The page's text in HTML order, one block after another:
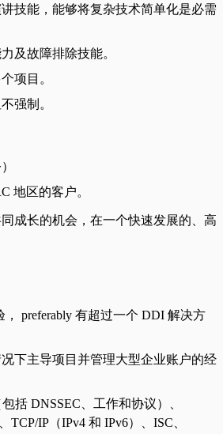
技能，能够将复杂技术简单化是必需
及故障排除技能。
项目。
强制。
地区的客户。
成长的机会，在一个快速发展的、高
preferably 有超过一个 DDI 解决方
下主导项目并管理大型企业账户的经
括 DNSSEC、工作和协议）、
TCP/IP（IPv4 和 IPv6）、ISC、